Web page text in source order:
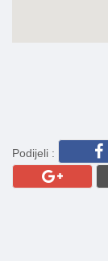
Podijeli :